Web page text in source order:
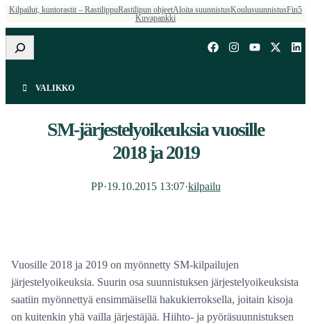
Kilpailut, kuntorastit – RastilippuRastilipun ohjeetAloita suunnistusKoulusuunnistusFin5
Kuvapankki
Etsi
VALIKKO
SM-järjestelyoikeuksia vuosille
2018 ja 2019
PP·19.10.2015 13:07·kilpailu
Vuosille 2018 ja 2019 on myönnetty SM-kilpailujen
järjestelyoikeuksia. Suurin osa suunnistuksen järjestelyoikeuksista
saatiin myönnettyä ensimmäisellä hakukierroksella, joitain kisoja
on kuitenkin yhä vailla järjestäjää. Hiihto- ja pyöräsuunnistuksen